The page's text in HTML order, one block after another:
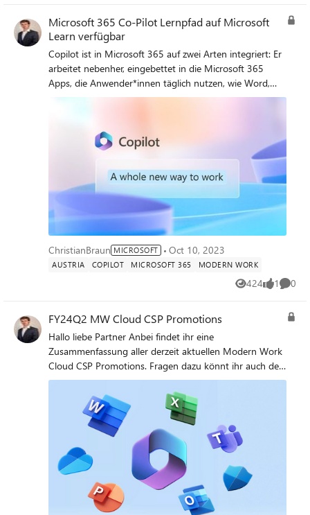
Microsoft 365 Co-Pilot Lernpfad auf Microsoft
Learn verfügbar
Copilot ist in Microsoft 365 auf zwei Arten integriert: Er
arbeitet nebenher, eingebettet in die Microsoft 365
Apps, die Anwender*innen täglich nutzen, wie Word,
Excel, PowerPoint, Outlook, Teams, und mehr, um kreativ
Um für den wahrscheinlichen Launch im Breitenmarkt
ab ca Frühling 2024 vorbereitet zu sein, haben wir einen
allgemein zugänglichen Lernpfad auf MSLearn
entwickelt. In 2 Stunden kompakte Infos zu M365
CoPilot erhalten
ChristianBraun MICROSOFT Oct 10, 2023
AUSTRIA COPILOT MICROSOFT 365 MODERN WORK
424
Views 1
like 0
FY24Q2 MW Cloud CSP Promotions
Hallo liebe Partner Anbei findet ihr eine
Zusammenfassung aller derzeit aktuellen Modern Work
Cloud CSP Promotions. Fragen dazu könnt ihr auch den
Disti eurer Wahl stellen. Slidedeck wird von mir Ende
Oktober nochmal aktualisiert.